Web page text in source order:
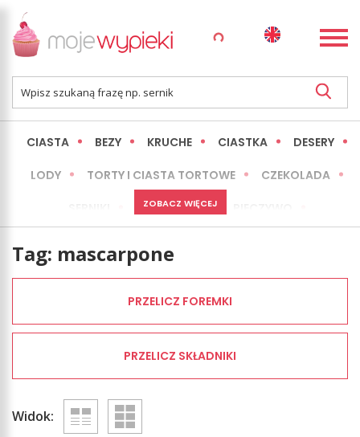
CIASTA BEZY KRUCHE CIASTKA DESERY
LODY TORTY I CIASTA TORTOWE CZEKOLADA
MINI WYPIEKI
ZOBACZ WIĘCEJ
Tag: mascarpone
PRZELICZ FOREMKI
PRZELICZ SKŁADNIKI
Widok: